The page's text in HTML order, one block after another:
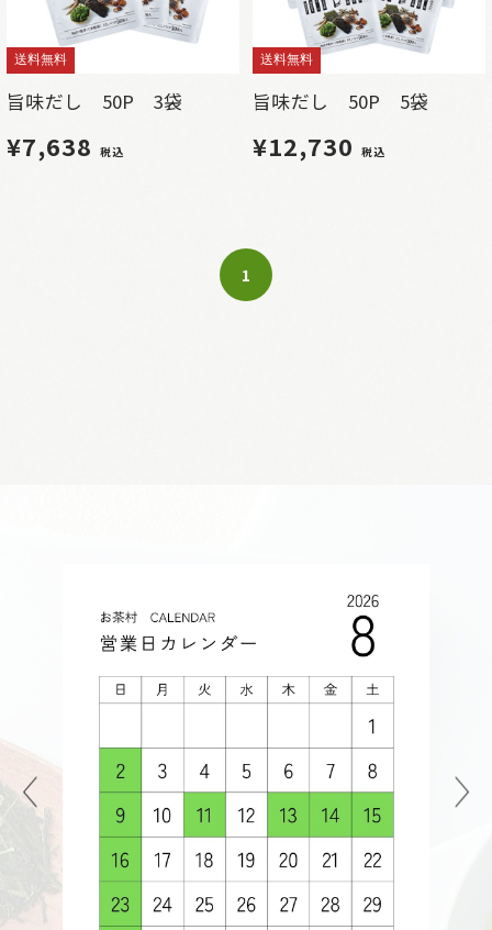
送料無料
旨味だし 50P 3袋
¥7,638 税込
送料無料
旨味だし 50P 5袋
¥12,730 税込
1